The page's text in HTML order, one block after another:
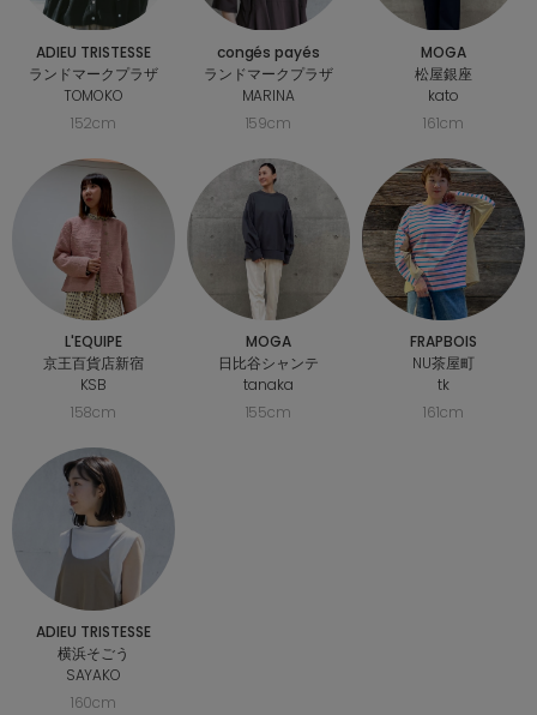
ADIEU TRISTESSE
ランドマークプラザ
TOMOKO
152cm
congés payés
ランドマークプラザ
MARINA
159cm
MOGA
松屋銀座
kato
161cm
L'EQUIPE
京王百貨店新宿
KSB
158cm
MOGA
日比谷シャンテ
tanaka
155cm
FRAPBOIS
NU茶屋町
tk
161cm
ADIEU TRISTESSE
横浜そごう
SAYAKO
160cm